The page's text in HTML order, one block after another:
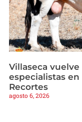
Villaseca
especialistas en
Recortes
agosto 6, 2026